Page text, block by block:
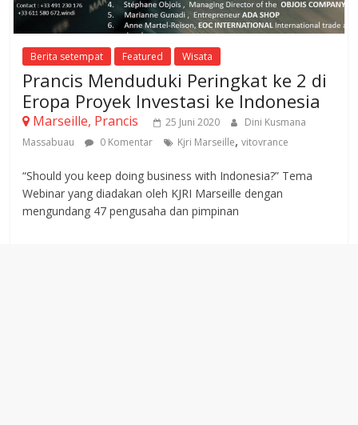
Berita setempat Featured Wisata
Prancis Menduduki Peringkat ke 2 di
Eropa Proyek Investasi ke Indonesia
Marseille, Prancis 25 Juni 2020
Dini Kusmana
Massabuau
0 Komentar Kjri Marseille,vitovrance
“Should you keep doing business with Indonesia?” Tema
Webinar yang diadakan oleh KJRI Marseille dengan
mengundang 47 pengusaha dan pimpinan